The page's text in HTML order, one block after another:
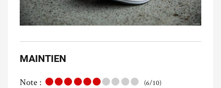
MAINTIEN
Note : (6/10)